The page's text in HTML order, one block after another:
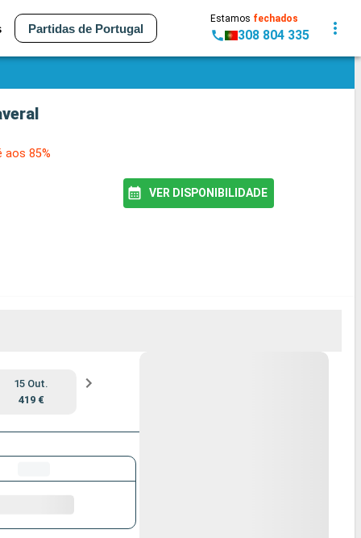
Partidas de Portugal
Estamos fechados
308 804 335
85%
VER DISPONIBILIDADE
15 Out.
419 €